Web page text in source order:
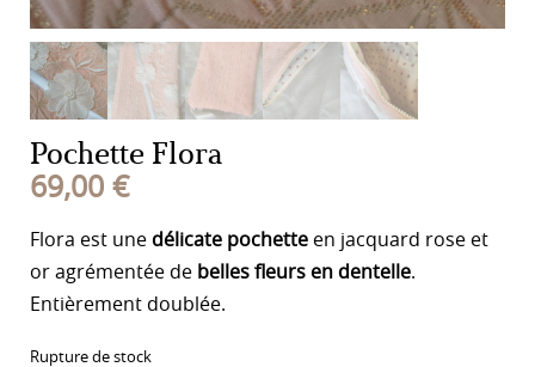
Pochette Flora
69,00 €
Flora est une délicate pochette en jacquard rose et
or agrémentée de belles fleurs en dentelle.
Entièrement doublée.
Rupture de stock